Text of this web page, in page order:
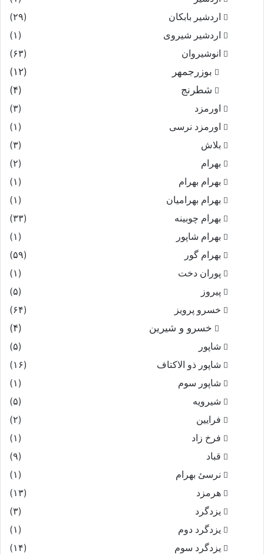
اردشیر بابکان
(۲۹)
اردشیر شیروی
(۱)
انوشیروان
(۶۳)
بوزرجمهر
(۱۲)
شطرنج
(۴)
اورمزد
(۳)
اورمزد نرسى‏
(۱)
بلاش
(۳)
بهرام
(۲)
بهرام بهرام
(۱)
بهرام بهرامیان‏
(۱)
بهرام چوبینه
(۳۳)
بهرام شاپور
(۱)
بهرام گور
(۵۹)
پوران دخت
(۱)
پیروز
(۵)
خسرو پرویز
(۶۴)
خسرو و شیرین (۴)
شاپور
(۵)
شاپور ذو الاکتاف
(۱۶)
شاپور سوم‏
(۱)
شیرویه
(۵)
فرایین
(۲)
فرخ زاد
(۱)
قباد
(۹)
نرسئ بهرام‏
(۱)
هرمزد
(۱۳)
یزدگرد
(۳)
یزدگرد دوم
(۱)
یزدگرد سوم
(۱۴)